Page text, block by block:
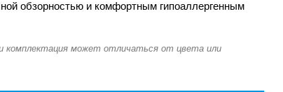
обзорностью и комфортным гипоаллергенным